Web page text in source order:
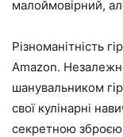
малоймовірний,
Різноманітність
Amazon.
шанувальником
свої кулінарні
секретною